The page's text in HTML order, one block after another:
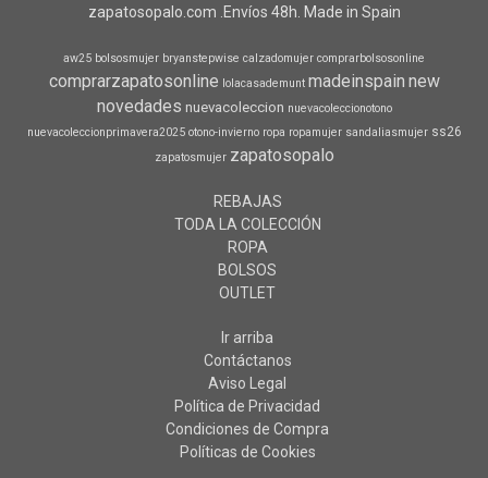
zapatosopalo.com .Envíos 48h. Made in Spain
aw25 bolsosmujer bryanstepwise calzadomujer comprarbolsosonline
comprarzapatosonline lolacasademunt madeinspain new
novedades nuevacoleccion nuevacoleccionotono
nuevacoleccionprimavera2025 otono-invierno ropa ropamujer sandaliasmujer ss26
zapatosmujer zapatosopalo
REBAJAS
TODA LA COLECCIÓN
ROPA
BOLSOS
OUTLET
Ir arriba
Contáctanos
Aviso Legal
Política de Privacidad
Condiciones de Compra
Políticas de Cookies